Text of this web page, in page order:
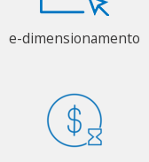
e-dimensionamento